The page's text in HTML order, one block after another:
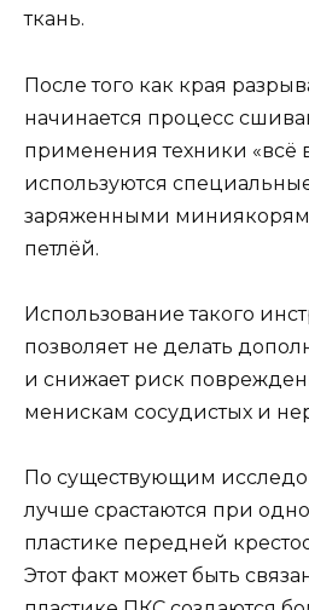
ткань.
После того как края
начинается процесс
применения техники «всё
используются
заряженными
петлёй.
Использование такого
позволяет не делать
и снижает риск
менискам сосудистых и
По существующим
лучше срастаются при
пластике передней
Этот факт может быть